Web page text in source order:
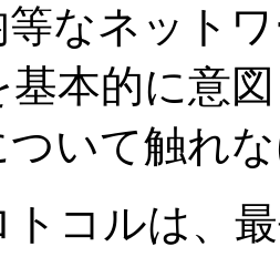
なネット
本的に意
ついて触れ
トコルは、